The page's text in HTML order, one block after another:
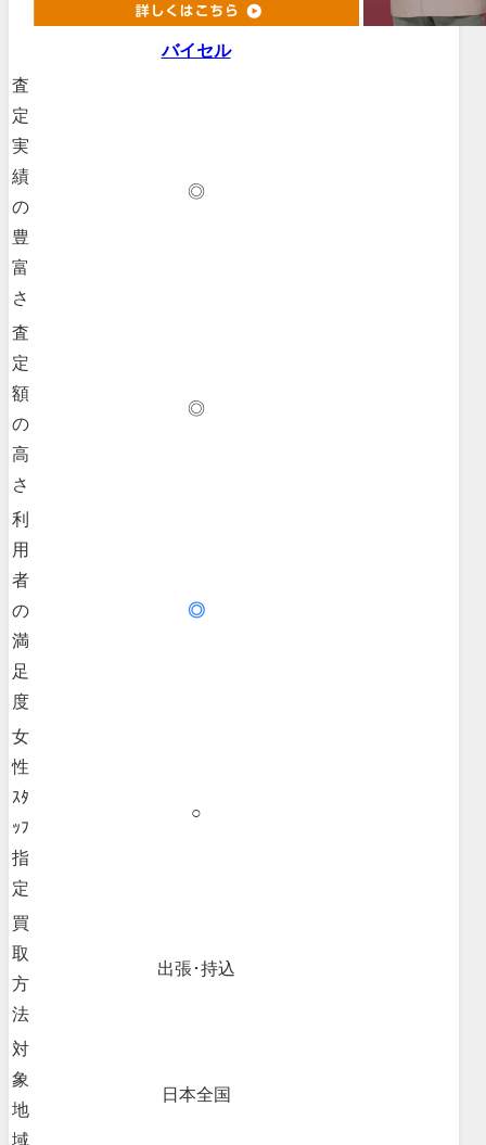
バイセル
査
定
実
績
の
豊
富
さ
◎
査
定
額
の
高
さ
◎
利
用
者
の
満
足
度
◎
女
性
ｽﾀ
ｯﾌ
指
定
○
買
取
方
法
出張･持込
対
象
地
域
日本全国